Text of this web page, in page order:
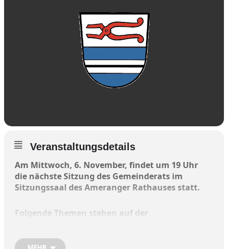
Veranstaltungsdetails
Am Mittwoch, 6. November, findet um 19 Uhr
die nächste Sitzung des Gemeinderats im
Sitzungssaal des Ameranger Rathauses statt.
Folgende Themen stehen auf der